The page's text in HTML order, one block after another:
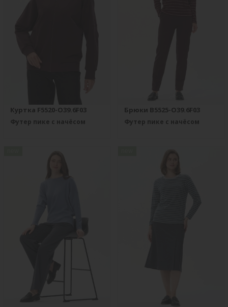
Куртка F5520-O39.6F03
Футер пике с начёсом
Брюки B5525-O39.6F03
Футер пике с начёсом